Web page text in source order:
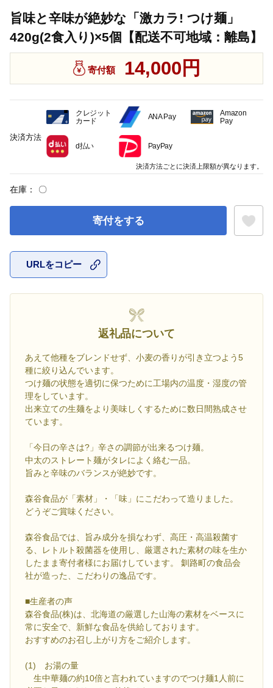
旨味と辛味が絶妙な「激カラ! つけ麺」
420g(2食入り)×5個【配送不可地域：離島】
寄付額 14,000円
在庫： 〇
寄付をする
URLをコピー
返礼品について
あえて他種をブレンドせず、小麦の香りが引き立つよう5
種に絞り込んでいます。
つけ麺の状態を適切に保つために工場内の温度・湿度の管
理をしています。
出来立ての生麺をより美味しくするために数日間熟成させ
ています。
「今日の辛さは?」辛さの調節が出来るつけ麺。
中太のストレート麺がタレによく絡む一品。
旨みと辛味のバランスが絶妙です。
森谷食品が「素材」・「味」にこだわって造りました。
どうぞご賞味ください。
森谷食品では、旨み成分を損なわず、高圧・高温殺菌す
る、レトルト殺菌器を使用し、厳選された素材の味を生か
したまま寄付者様にお届けしています。 釧路町の食品会
社が造った、こだわりの逸品です。
■生産者の声
森谷食品(株)は、北海道の厳選した山海の素材をベースに
常に安全で、新鮮な食品を供給しております。
おすすめのお召し上がり方をご紹介します。
(1) お湯の量
生中華麺の約10倍と言われていますのでつけ麺1人前に
決済方法
クレジット
カード
ANA Pay
Amazon
Pay
d払い PayPay
決済方法ごとに決済上限額が異なります。